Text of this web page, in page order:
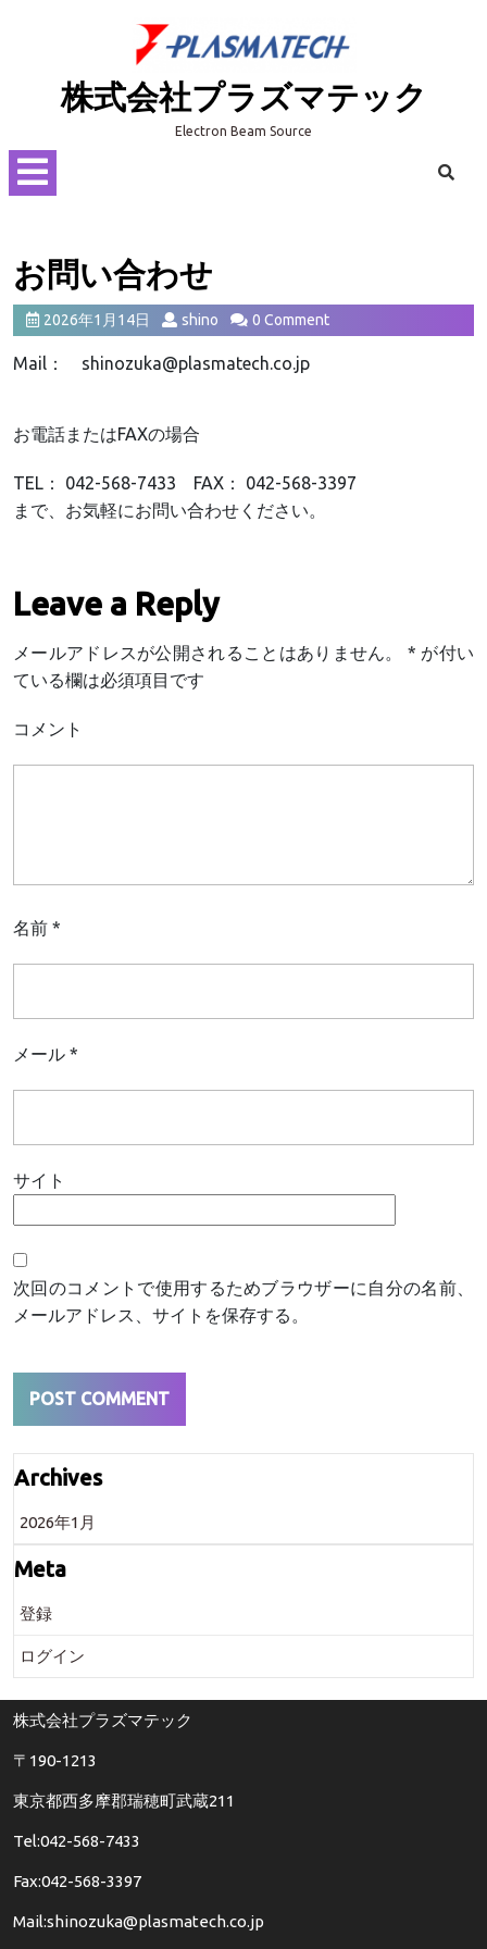
株式会社プラズマテック
Electron Beam Source
Open
お問い合わせ
2026年1月14日 2026
年
1
日
shino shino0 Comment
Mail： shinozuka@plasmatech.co.jp
お電話またはFAXの場合
TEL： 042-568-7433 FAX： 042-568-3397
まで、お気軽にお問い合わせください。
Leave a Reply
メールアドレスが公開されることはありません。 * が付い
ている欄は必須項目です
コメント
名前 *
メール *
サイト
次回のコメントで使用するためブラウザーに自分の名前、
メールアドレス、サイトを保存する。
Archives
2026年1月
Meta
登録
ログイン
株式会社プラズマテック
〒190-1213
東京都西多摩郡瑞穂町武蔵211
Tel:042-568-7433
Fax:042-568-3397
Mail:shinozuka@plasmatech.co.jp